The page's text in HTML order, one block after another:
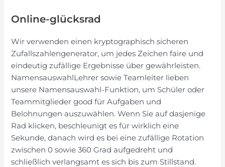
Online-glücksrad
Wir verwenden einen kryptographisch sicheren
Zufallszahlengenerator, um jedes Zeichen faire und
eindeutig zufällige Ergebnisse über gewährleisten.
NamensauswahlLehrer sowie Teamleiter lieben
unsere Namensauswahl-Funktion, um Schüler oder
Teammitglieder good für Aufgaben und
Belohnungen auszuwählen. Wenn Sie auf dasjenige
Rad klicken, beschleunigt es für wirklich eine
Sekunde, danach wird es bei eine zufällige Rotation
zwischen 0 sowie 360 Grad aufgedreht und
schließlich verlangsamt es sich bis zum Stillstand.